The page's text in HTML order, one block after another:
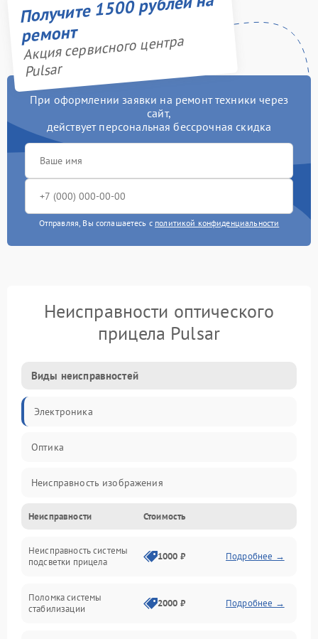
Получите 1500 рублей на
ремонт
Акция сервисного центра
Pulsar
При оформлении заявки на ремонт техники через
сайт,
действует персональная бессрочная скидка
Отправляя, Вы соглашаетесь с политикой конфиденциальности
Неисправности оптического
прицела Pulsar
Виды неисправностей
Электроника
Оптика
Неисправность изображения
Механические повреждения
Неисправность фокусировки и оптики
Неисправности Стоимость
Неисправность системы
подсветки прицела
1000 ₽ Подробнее →
Поломка системы
стабилизации
2000 ₽ Подробнее →